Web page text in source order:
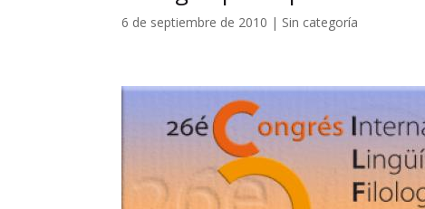
6 de septiembre de 2010 | Sin categoría